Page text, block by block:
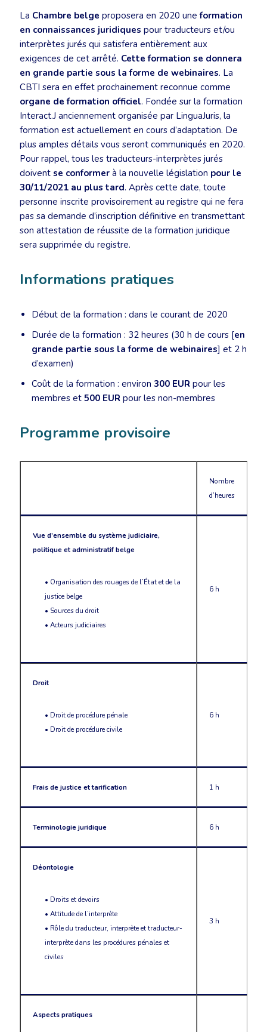
La Chambre belge proposera en 2020 uneformation
en connaissances juridiques pour traducteurs et/ou
interprètes jurés qui satisfera entièrement aux
exigences de cet arrêté. Cette formation se donnera
en grande partie sous la forme de webinaires. La
CBTI sera en effet prochainement reconnue comme
organe de formation officiel. Fondée sur la formation
Interact.J anciennement organisée par LinguaJuris, la
formation est actuellement en cours d’adaptation. De
plus amples détails vous seront communiqués en 2020.
Pour rappel, tous les traducteurs-interprètes jurés
doivent se conformer à la nouvelle législation pour le
30/11/2021 au plus tard. Après cette date, toute
personne inscrite provisoirement au registre qui ne fera
pas sa demande d’inscription définitive en transmettant
son attestation de réussite de la formation juridique
sera supprimée du registre.
Informations pratiques
Début de la formation : dans le courant de 2020
Durée de la formation : 32 heures (30 h de cours [en
grande partie sous la forme de webinaires] et 2 h
d’examen)
Coût de la formation : environ 300 EUR pour les
membres et 500 EUR pour les non-membres
Programme provisoire
Nombre
d’heures
Vue d’ensemble du système judiciaire,
politique et administratif belge
• Organisation des rouages de l’État et de la
justice belge
• Sources du droit
• Acteurs judiciaires
6 h
Droit
• Droit de procédure pénale
• Droit de procédure civile
6 h
Frais de justice et tarification 1 h
Terminologie juridique 6 h
Déontologie
• Droits et devoirs
• Attitude de l’interprète
• Rôle du traducteur, interprète et traducteur-
interprète dans les procédures pénales et
civiles
3 h
Aspects pratiques